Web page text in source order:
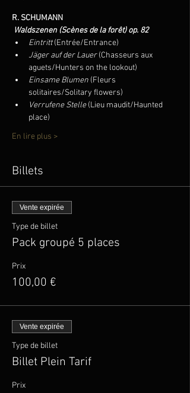
R. SCHUMANN
Waldszenen (Scènes de la forêt) op. 82
Eintritt (Entrée/Entrance)
Jäger auf der Lauer (Chasseurs aux
aguets/Hunters on the lookout)
Einsame Blumen (Fleurs
solitaires/Solitary flowers)
Verrufene Stelle (Lieu maudit/Haunted
place)
En lire plus >
Billets
Vente expirée
Type de billet
Pack groupé 5 places
Prix
100,00 €
Vente expirée
Type de billet
Billet Plein Tarif
Prix